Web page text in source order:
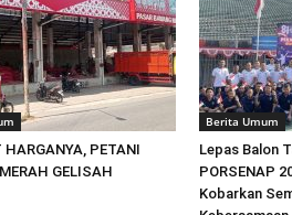
HARGANYA, PETANI
GELISAH
Berita Umum
Lepas Balon
PORSENAP
Kobarkan